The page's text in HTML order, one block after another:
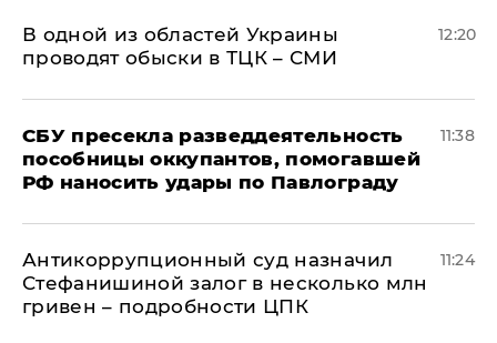
В одной из областей Украины
проводят обыски в ТЦК – СМИ
12:20
СБУ пресекла разведдеятельность
пособницы оккупантов, помогавшей
РФ наносить удары по Павлограду
11:38
Антикоррупционный суд назначил
Стефанишиной залог в несколько млн
гривен – подробности ЦПК
11:24